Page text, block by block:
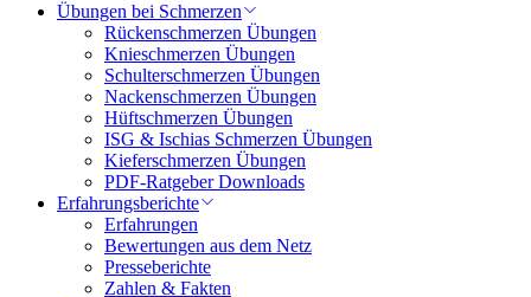
Übungen bei Schmerzen
Rückenschmerzen Übungen
Knieschmerzen Übungen
Schulterschmerzen Übungen
Nackenschmerzen Übungen
Hüftschmerzen Übungen
ISG & Ischias Schmerzen Übungen
Kieferschmerzen Übungen
PDF-Ratgeber Downloads
Erfahrungsberichte
Erfahrungen
Bewertungen aus dem Netz
Presseberichte
Zahlen & Fakten